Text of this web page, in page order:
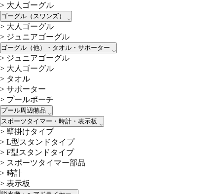
> 大人ゴーグル
ゴーグル（スワンズ）
> 大人ゴーグル
> ジュニアゴーグル
ゴーグル（他）・タオル・サポーター
> ジュニアゴーグル
> 大人ゴーグル
> タオル
> サポーター
> プールポーチ
プール周辺備品
スポーツタイマー・時計・表示板
> 壁掛けタイプ
> L型スタンドタイプ
> F型スタンドタイプ
> スポーツタイマー部品
> 時計
> 表示板